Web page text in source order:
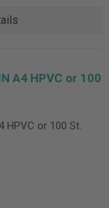
A4 HPVC or 100
HPVC or 100 St.